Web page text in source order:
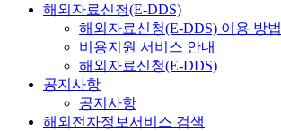
해외자료신청(E-DDS)
해외자료신청(E-DDS) 이용 방법
비용지원 서비스 안내
해외자료신청(E-DDS)
공지사항
공지사항
해외전자정보서비스 검색